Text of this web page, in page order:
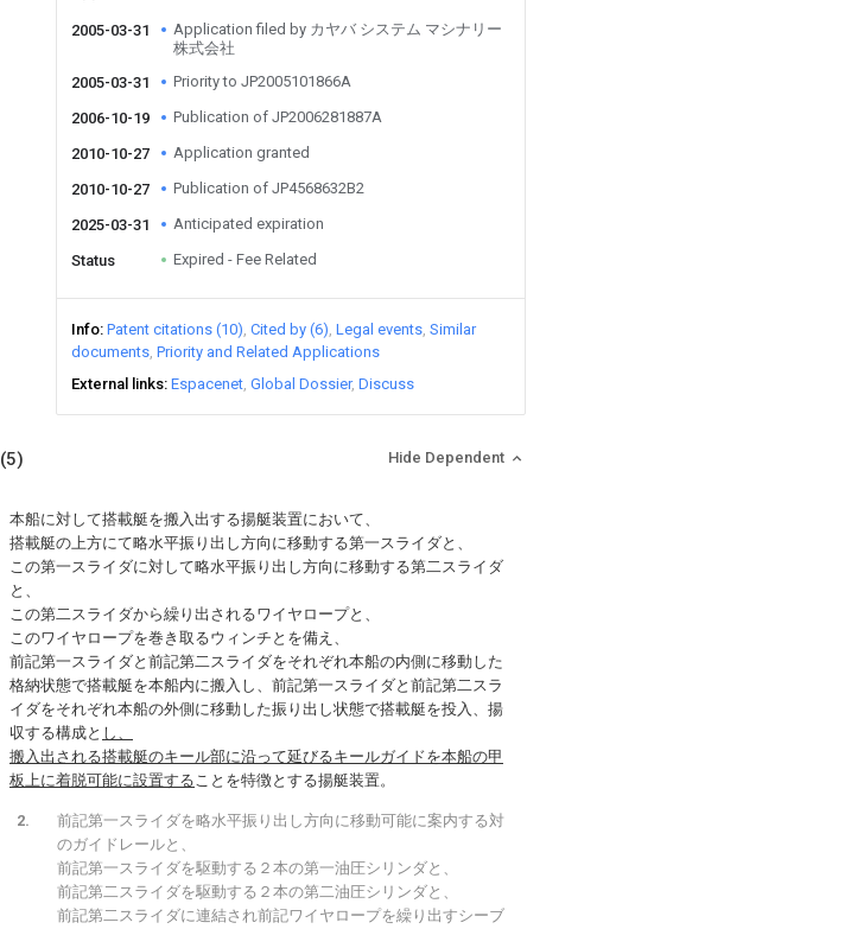
2005-03-31
Application filed by カヤバ システム マシナリー
株式会社
2005-03-31
Priority to JP2005101866A
2006-10-19 Publication of JP2006281887A
2010-10-27 Application granted
2010-10-27 Publication of JP4568632B2
2025-03-31 Anticipated expiration
Status Expired - Fee Related
Info Patent citations (10) Cited by (6) Legal events Similar
documents Priority and Related Applications
External links Espacenet Global Dossier Discuss
(5) Hide Dependent
本船に対して搭載艇を搬入出する揚艇装置において、
搭載艇の上方にて略水平振り出し方向に移動する第一スライダと、
この第一スライダに対して略水平振り出し方向に移動する第二スライダ
と、
この第二スライダから繰り出されるワイヤロープと、
このワイヤロープを巻き取るウィンチとを備え、
前記第一スライダと前記第二スライダをそれぞれ本船の内側に移動した
格納状態で搭載艇を本船内に搬入し、前記第一スライダと前記第二スラ
イダをそれぞれ本船の外側に移動した振り出し状態で搭載艇を投入、揚
収する構成と し、
搬入出される搭載艇のキール部に沿って延びるキールガイドを本船の甲
板上に着脱可能に設置することを特徴とする揚艇装置。
前記第一スライダを略水平振り出し方向に移動可能に案内する対
のガイドレールと、
前記第一スライダを駆動する２本の第一油圧シリンダと、
前記第二スライダを駆動する２本の第二油圧シリンダと、
前記第二スライダに連結され前記ワイヤロープを繰り出すシーブ